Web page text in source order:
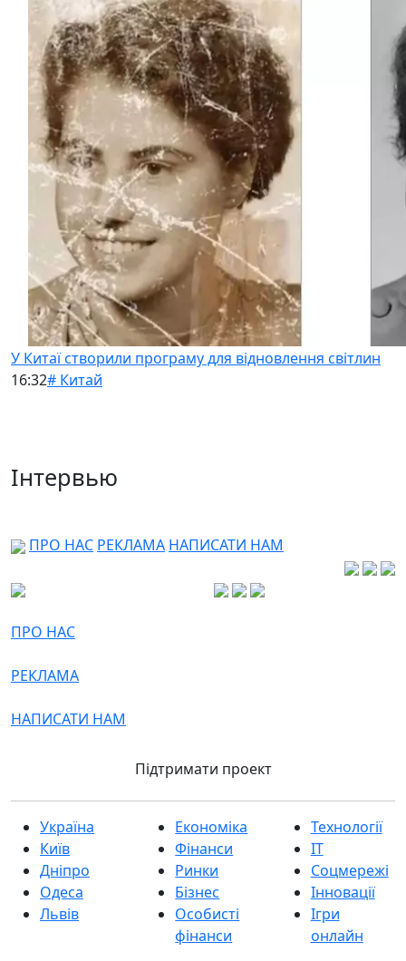
У Китаї створили програму для відновлення світлин
16:32# Китай
Інтервью
ПРО НАС РЕКЛАМА НАПИСАТИ НАМ
ПРО НАС
РЕКЛАМА
НАПИСАТИ НАМ
Підтримати проект
Україна
Київ
Дніпро
Одеса
Львів
Економіка
Фінанси
Ринки
Бізнес
Особисті
фінанси
Технології
IT
Соцмережі
Інновації
Ігри
онлайн